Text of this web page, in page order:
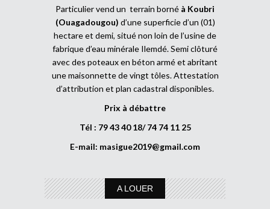
Particulier vend un terrain borné à Koubri
(Ouagadougou) d’une superficie d’un (01)
hectare et demi, situé non loin de l’usine de
fabrique d’eau minérale Ilemdé. Semi clôturé
avec des poteaux en béton armé et abritant
une maisonnette de vingt tôles. Attestation
d’attribution et plan cadastral disponibles.
Prix à débattre
Tél : 79 43 40 18/ 74 74 11 25
E-mail: masigue2019@gmail.com
A LOUER